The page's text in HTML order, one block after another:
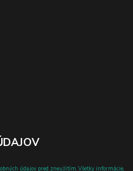
údajov pred zneužitím. Všetky informácie,